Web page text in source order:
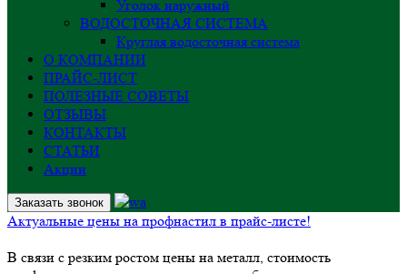
Уголок наружный
ВОДОСТОЧНАЯ СИСТЕМА
Круглая водосточная система
О КОМПАНИИ
ПРАЙС-ЛИСТ
ПОЛЕЗНЫЕ СОВЕТЫ
ОТЗЫВЫ
КОНТАКТЫ
СТАТЬИ
Акции
Заказать звонок
Актуальные цены на профнастил в прайс-листе!
В связи с резким ростом цены на металл, стоимость